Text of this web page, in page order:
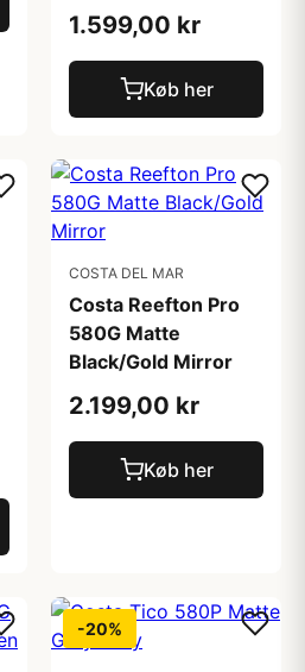
1.599,00 kr
Køb her
COSTA DEL MAR
Costa Reefton Pro
580G Matte
Black/Gold Mirror
2.199,00 kr
Køb her
-20%